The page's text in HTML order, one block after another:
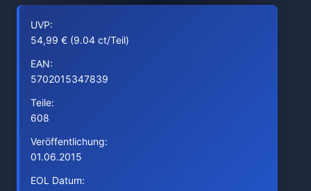
UVP:
54,99 € (9.04 ct/Teil)
EAN:
5702015347839
Teile:
608
Veröffentlichung:
01.06.2015
EOL Datum: